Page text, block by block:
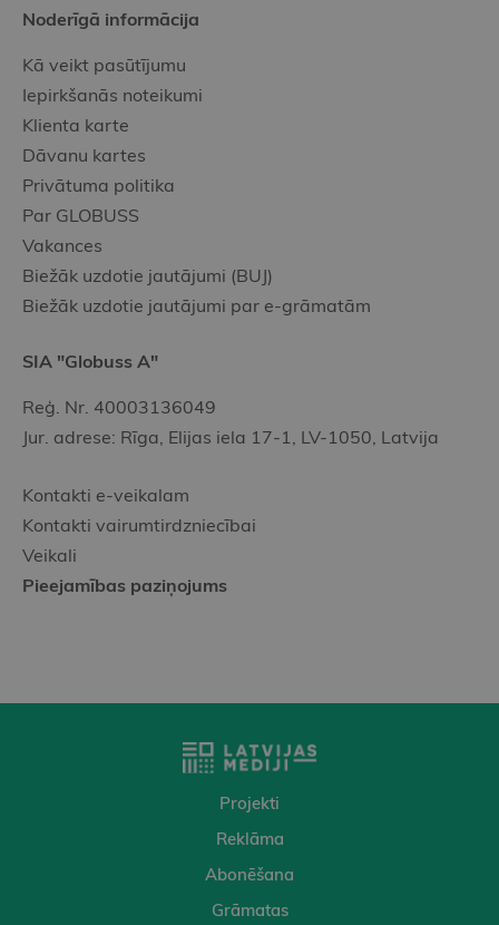
Noderīgā informācija
Kā veikt pasūtījumu
Iepirkšanās noteikumi
Klienta karte
Dāvanu kartes
Privātuma politika
Par GLOBUSS
Vakances
Biežāk uzdotie jautājumi (BUJ)
Biežāk uzdotie jautājumi par e-grāmatām
SIA "Globuss A"
Reģ. Nr. 40003136049
Jur. adrese: Rīga, Elijas iela 17-1, LV-1050, Latvija
Kontakti e-veikalam
Kontakti vairumtirdzniecībai
Veikali
Pieejamības paziņojums
Projekti
Reklāma
Abonēšana
Grāmatas